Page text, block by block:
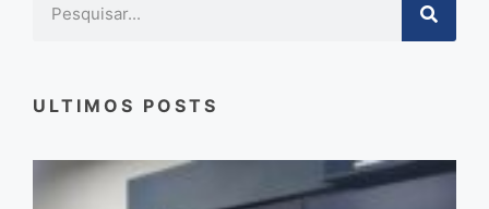
ULTIMOS POSTS